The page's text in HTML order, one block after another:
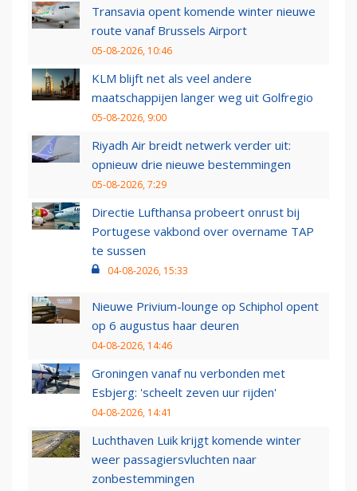
Transavia opent komende winter nieuwe
route vanaf Brussels Airport
05-08-2026, 10:46
KLM blijft net als veel andere
maatschappijen langer weg uit Golfregio
05-08-2026, 9:00
Riyadh Air breidt netwerk verder uit:
opnieuw drie nieuwe bestemmingen
05-08-2026, 7:29
Directie Lufthansa probeert onrust bij
Portugese vakbond over overname TAP
te sussen
04-08-2026, 15:33
Nieuwe Privium-lounge op Schiphol opent
op 6 augustus haar deuren
04-08-2026, 14:46
Groningen vanaf nu verbonden met
Esbjerg: 'scheelt zeven uur rijden'
04-08-2026, 14:41
Luchthaven Luik krijgt komende winter
weer passagiersvluchten naar
zonbestemmingen